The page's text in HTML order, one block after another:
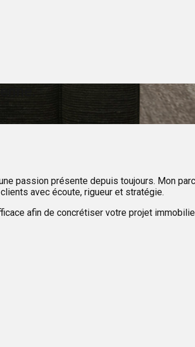
passion présente depuis toujours. Mon
avec écoute, rigueur et stratégie.
afin de concrétiser votre projet